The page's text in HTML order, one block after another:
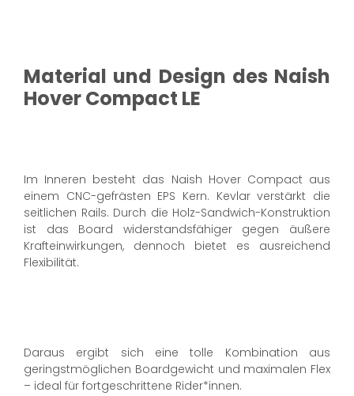
Material und Design des Naish
Hover Compact LE
Im Inneren besteht das Naish Hover Compact aus
einem CNC-gefrästen EPS Kern. Kevlar verstärkt die
seitlichen Rails. Durch die Holz-Sandwich-Konstruktion
ist das Board widerstandsfähiger gegen äußere
Krafteinwirkungen, dennoch bietet es ausreichend
Flexibilität.
Daraus ergibt sich eine tolle Kombination aus
geringstmöglichen Boardgewicht und maximalen Flex
– ideal für fortgeschrittene Rider*innen.